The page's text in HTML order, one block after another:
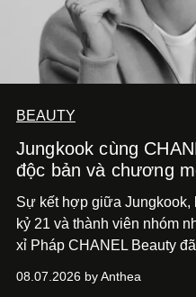
BEAUTY
Jungkook cùng
độc bản và chương
Sự kết hợp giữa Jungkook,
kỷ 21 và thành viên nhóm
xỉ Pháp CHANEL Beauty
hoa cao cấp 1957.
08.07.2026 by Anthea